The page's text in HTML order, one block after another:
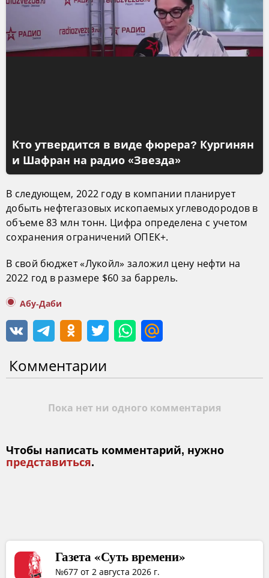
Кто утвердится в виде фюрера? Кургинян
и Шафран на радио «Звезда»
В следующем, 2022 году в компании планирует
добыть нефтегазовых ископаемых углеводородов в
объеме 83 млн тонн. Цифра определена с учетом
сохранения ограничений ОПЕК+.
В свой бюджет «Лукойл» заложил цену нефти на
2022 год в размере $60 за баррель.
Абу-Даби
Комментарии
Пока нет ни одного комментария
Чтобы написать комментарий, нужно
представиться.
Газета «Суть времени»
№677 от 2 августа 2026 г.